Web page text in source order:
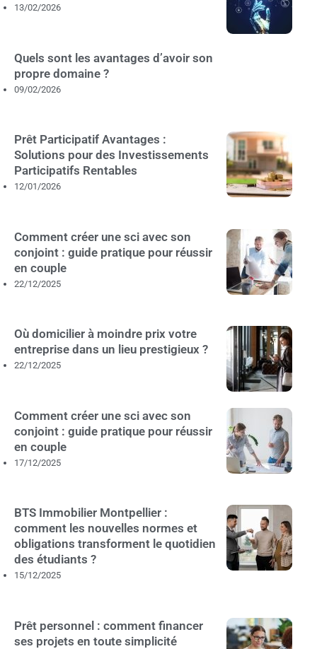
13/02/2026
Quels sont les avantages d’avoir son
propre domaine ?
09/02/2026
Prêt Participatif Avantages :
Solutions pour des Investissements
Participatifs Rentables
12/01/2026
Comment créer une sci avec son
conjoint : guide pratique pour réussir
en couple
22/12/2025
Où domicilier à moindre prix votre
entreprise dans un lieu prestigieux ?
22/12/2025
Comment créer une sci avec son
conjoint : guide pratique pour réussir
en couple
17/12/2025
BTS Immobilier Montpellier :
comment les nouvelles normes et
obligations transforment le quotidien
des étudiants ?
15/12/2025
Prêt personnel : comment financer
ses projets en toute simplicité